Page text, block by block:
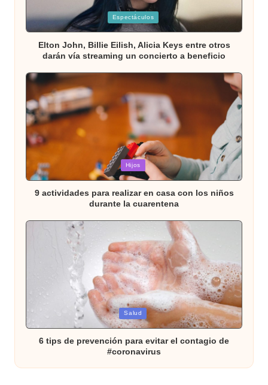
Publicada
en
Espectáculos
Elton John, Billie Eilish, Alicia Keys entre otros
darán vía streaming un concierto a beneficio
Publicada
en
Hijos
9 actividades para realizar en casa con los niños
durante la cuarentena
Salud
6 tips de prevención para evitar el contagio de
#coronavirus